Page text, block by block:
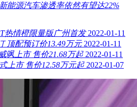
能源汽车渗透率依然有望达22%
热情橙限量版广州首发 2022-01-11
顶配预订价13.49万元 2022-01-11
飒上市 售价21.68万起 2022-01-11
上市 售价12.58万元起 2022-01-07